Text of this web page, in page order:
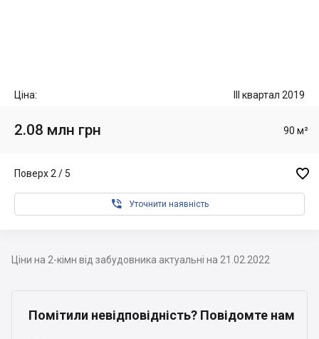
Ціна: III квартал 2019
2.08 млн грн 90 м²
Поверх 2 / 5 
 Уточнити наявність
Ціни на 2-кімн від забудовника актуальні на 21.02.2022
Помітили невідповідність? Повідомте нам